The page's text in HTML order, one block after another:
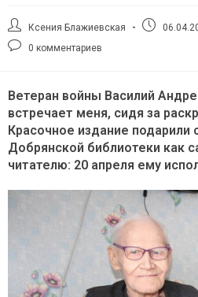
Автор
записи:
Ксения Блажиевская
Запись
Комментарии
0 комментариев
Ветеран войны Василий
встречает меня, сидя за
Красочное издание подарили
Добрянской библиотеки как
читателю: 20 апреля ему